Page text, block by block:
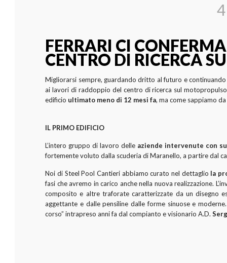
FERRARI CI
CENTRO DI RICERCA
Migliorarsi sempre, guardando dritto al futuro e
ai lavori di raddoppio del centro di ricerca sul
edificio ultimato meno di 12 mesi fa, ma come sappiamo
IL PRIMO EDIFICIO
L’intero gruppo di lavoro delle aziende intervenute con
fortemente voluto dalla scuderia di Maranello, a partire dal
Noi di Steel Pool Cantieri abbiamo curato nel dettaglio la
fasi che avremo in carico anche nella nuova realizzazione.
composito e altre traforate caratterizzate da un disegno
aggettante e dalle pensiline dalle forme sinuose e
corso” intrapreso anni fa dal compianto e visionario A.D.